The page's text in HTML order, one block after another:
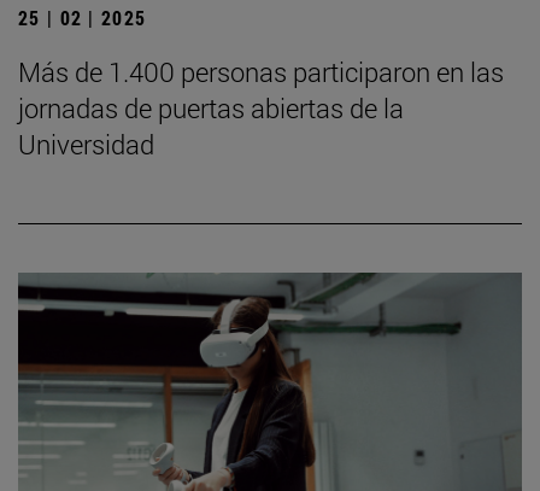
25 | 02 | 2025
Más de 1.400 personas participaron en las
jornadas de puertas abiertas de la
Universidad